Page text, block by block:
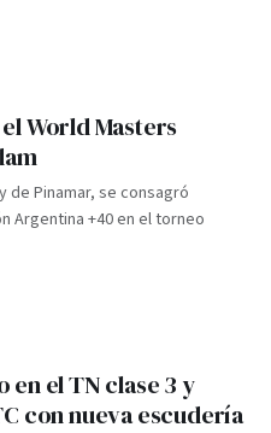
World Masters
de Pinamar, se consagró
Argentina +40 en el torneo
el TN clase 3 y
con nueva escudería